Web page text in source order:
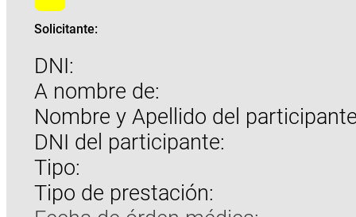
Solicitante:
DNI:
A nombre de:
Nombre y Apellido del
DNI del participante:
Tipo:
Tipo de prestación: